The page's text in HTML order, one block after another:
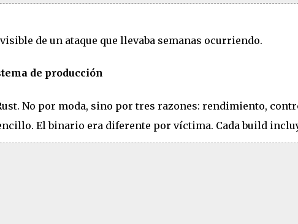
de un ataque que llevaba semanas ocurriendo.
de producción
No por moda, sino por tres razones: rendimiento,
El binario era diferente por víctima. Cada build